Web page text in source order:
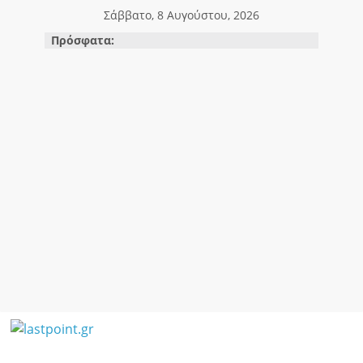
περιεχόμενο
Σάββατο, 8 Αυγούστου, 2026
Πρόσφατα: